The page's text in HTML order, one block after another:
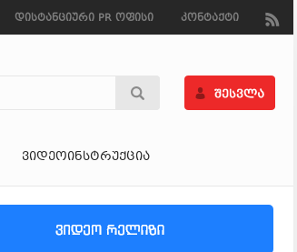
დისტანციური PR ოფისი კონტაქტი
ᲕᲘᲓᲔᲝᲘᲜᲡᲢᲠᲣᲥᲪᲘᲐ